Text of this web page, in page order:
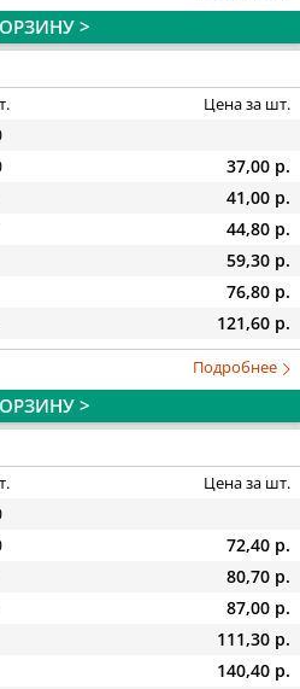
>
Цена за шт.
37,00 р.
41,00 р.
44,80 р.
59,30 р.
76,80 р.
121,60 р.
Подробнее
>
Цена за шт.
72,40 р.
80,70 р.
87,00 р.
111,30 р.
140,40 р.